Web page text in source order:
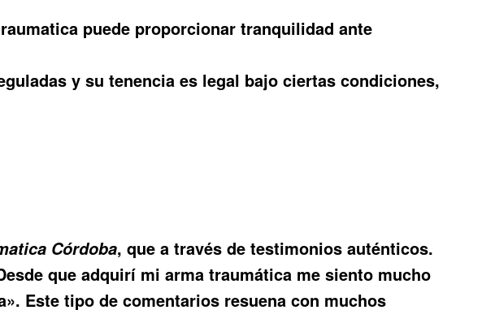
puede proporcionar tranquilidad ante
y su tenencia es legal bajo ciertas condiciones,
Córdoba, que a través de testimonios auténticos.
que adquirí mi arma traumática me siento mucho
Este tipo de comentarios resuena con muchos